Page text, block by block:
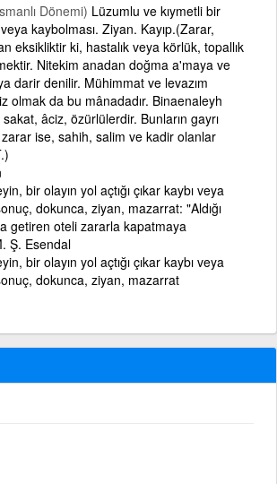
Dönemi) Lüzumlu ve kıymetli bir
kaybolması. Ziyan. Kayıp.(Zarar,
eksikliktir ki, hastalık veya körlük, topallık
Nitekim anadan doğma a'maya ve
darir denilir. Mühimmat ve levazım
olmak da bu mânadadır. Binaenaleyh
âciz, özürlülerdir. Bunların gayrı
ise, sahih, salim ve kadir olanlar
bir olayın yol açtığı çıkar kaybı veya
dokunca, ziyan, mazarrat: "Aldığı
getiren oteli zararla kapatmaya
Ş. Esendal
bir olayın yol açtığı çıkar kaybı veya
dokunca, ziyan, mazarrat